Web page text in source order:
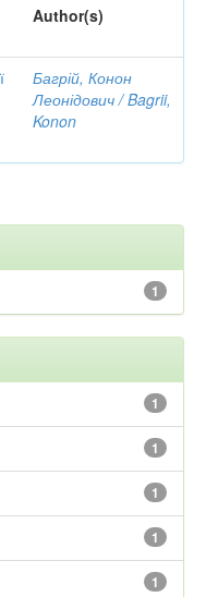
Author(s)
Багрій, Конон
Леонідович / Bagrii,
Konon
1
1
1
1
1
1